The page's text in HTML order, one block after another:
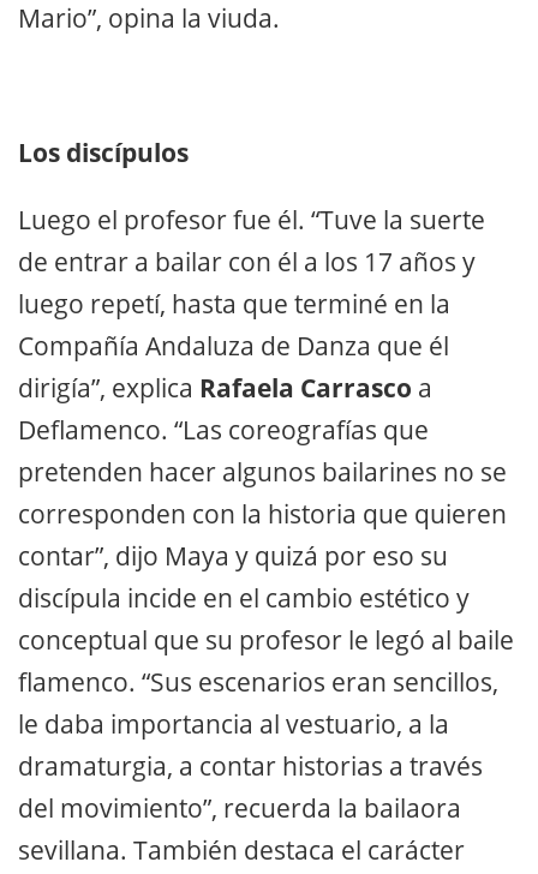
Mario”, opina la viuda.
Los discípulos
Luego el profesor fue él. “Tuve la suerte
de entrar a bailar con él a los 17 años y
luego repetí, hasta que terminé en la
Compañía Andaluza de Danza que él
dirigía”, explica Rafaela Carrasco a
Deflamenco. “Las coreografías que
pretenden hacer algunos bailarines no se
corresponden con la historia que quieren
contar”, dijo Maya y quizá por eso su
discípula incide en el cambio estético y
conceptual que su profesor le legó al baile
flamenco. “Sus escenarios eran sencillos,
le daba importancia al vestuario, a la
dramaturgia, a contar historias a través
del movimiento”, recuerda la bailaora
sevillana. También destaca el carácter